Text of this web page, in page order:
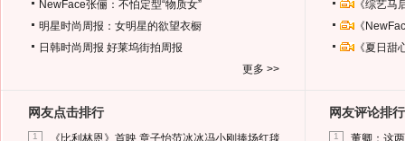
NewFace张俪：不怕定型“物质女”
明星时尚周报：女明星的欲望衣橱
日韩时尚周报 好莱坞街拍周报
更多 >>
《综艺
《
《夏日
网友点击排行
1 《比利林恩》首映 章子怡范冰冰冯小刚捧场红毯
网友评论排行
1 董卿：这